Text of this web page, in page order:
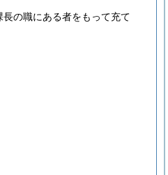
の職にある者をもって充て